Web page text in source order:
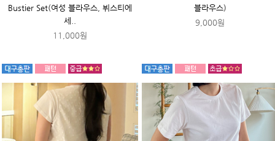
Bustier Set(여성 블라우스, 뷔스티에
세..
11,000원
블라우스)
9,000원